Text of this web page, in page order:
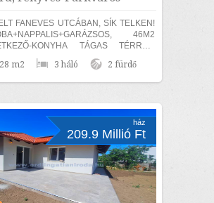
FANEVES UTCÁBAN, SÍK TELKEN!
46M2
KONYHA TÁGAS TÉRREL,
MEDITERRÁN STÍLUSÚ CSALÁDI
MAGAS MŰSZAKI TARTALOMMAL,...
m2 3 háló 2 fürdő
ház
209.9 Millió Ft